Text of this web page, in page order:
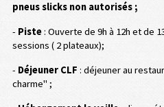
pneus slicks non autorisés ;
- Piste: Ouverte de 9h à 12h et de
sessions ( 2 plateaux);
- Déjeuner CLF : déjeuner au
charme" ;